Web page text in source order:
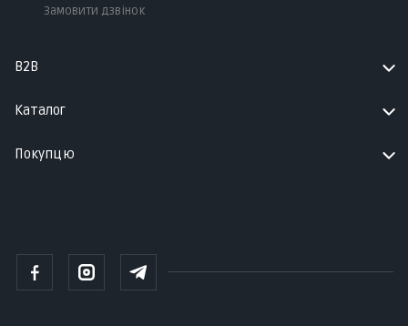
Замовити дзвінок
B2B
Каталог
Покупцю